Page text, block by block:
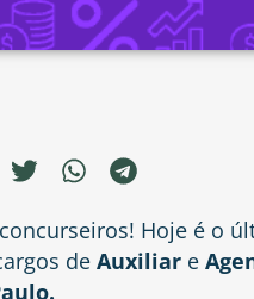
Hoje é o
de Auxiliar e